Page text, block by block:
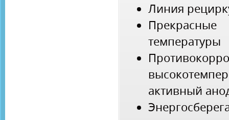
Линия
Прекрасные
температуры
активный